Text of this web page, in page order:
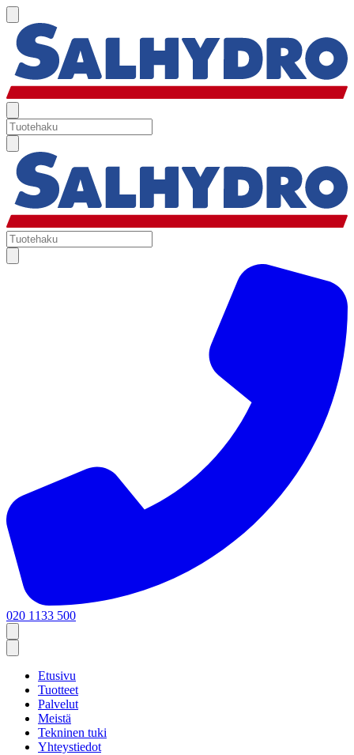
020 1133 500
Etusivu
Tuotteet
Palvelut
Meistä
Tekninen tuki
Yhteystiedot